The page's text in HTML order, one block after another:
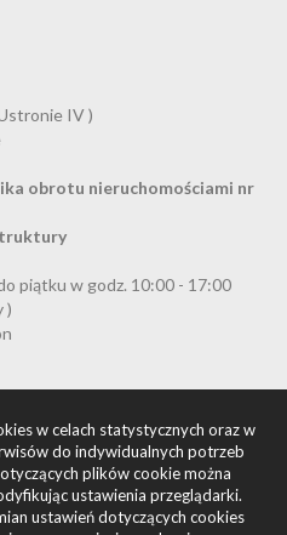
IV )
obrotu nieruchomościami nr
piątku w godz. 10:00 - 17:00
)
w celach statystycznych oraz w
do indywidualnych potrzeb
plików cookie można
ustawienia przeglądarki.
ustawień dotyczących cookies